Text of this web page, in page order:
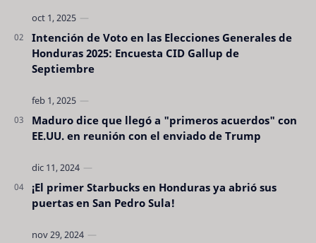
Intención de Voto en las Elecciones Generales de
Honduras 2025: Encuesta CID Gallup de
Septiembre
Maduro dice que llegó a "primeros acuerdos" con
EE.UU. en reunión con el enviado de Trump
¡El primer Starbucks en Honduras ya abrió sus
puertas en San Pedro Sula!